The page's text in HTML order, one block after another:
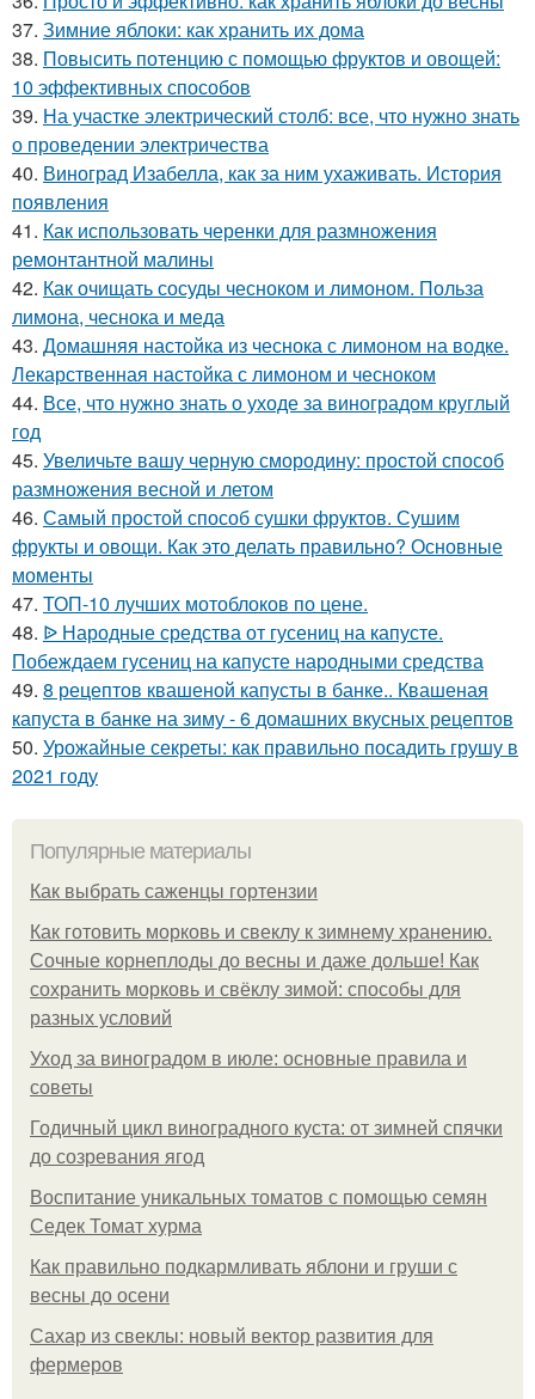
37. Зимние яблоки: как хранить их дома
38. Повысить потенцию с помощью фруктов и овощей:
10 эффективных способов
39. На участке электрический столб: все, что нужно знать
о проведении электричества
40. Виноград Изабелла, как за ним ухаживать. История
появления
41. Как использовать черенки для размножения
ремонтантной малины
42. Как очищать сосуды чесноком и лимоном. Польза
лимона, чеснока и меда
43. Домашняя настойка из чеснока с лимоном на водке.
Лекарственная настойка с лимоном и чесноком
44. Все, что нужно знать о уходе за виноградом круглый
год
45. Увеличьте вашу черную смородину: простой способ
размножения весной и летом
46. Самый простой способ сушки фруктов. Сушим
фрукты и овощи. Как это делать правильно? Основные
моменты
47. ТОП-10 лучших мотоблоков по цене.
48. ᐉ Народные средства от гусениц на капусте.
Побеждаем гусениц на капусте народными средства
49. 8 рецептов квашеной капусты в банке.. Квашеная
капуста в банке на зиму - 6 домашних вкусных рецептов
50. Урожайные секреты: как правильно посадить грушу в
2021 году
Популярные материалы
Как выбрать саженцы гортензии
Как готовить морковь и свеклу к зимнему хранению.
Сочные корнеплоды до весны и даже дольше! Как
сохранить морковь и свёклу зимой: способы для
разных условий
Уход за виноградом в июле: основные правила и
советы
Годичный цикл виноградного куста: от зимней спячки
до созревания ягод
Воспитание уникальных томатов с помощью семян
Седек Томат хурма
Как правильно подкармливать яблони и груши с
весны до осени
Сахар из свеклы: новый вектор развития для
фермеров